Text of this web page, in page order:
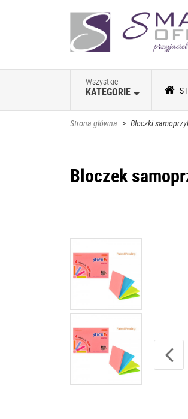
Wszystkie
KATEGORIE
Strona główna > Bloczki
Bloczek